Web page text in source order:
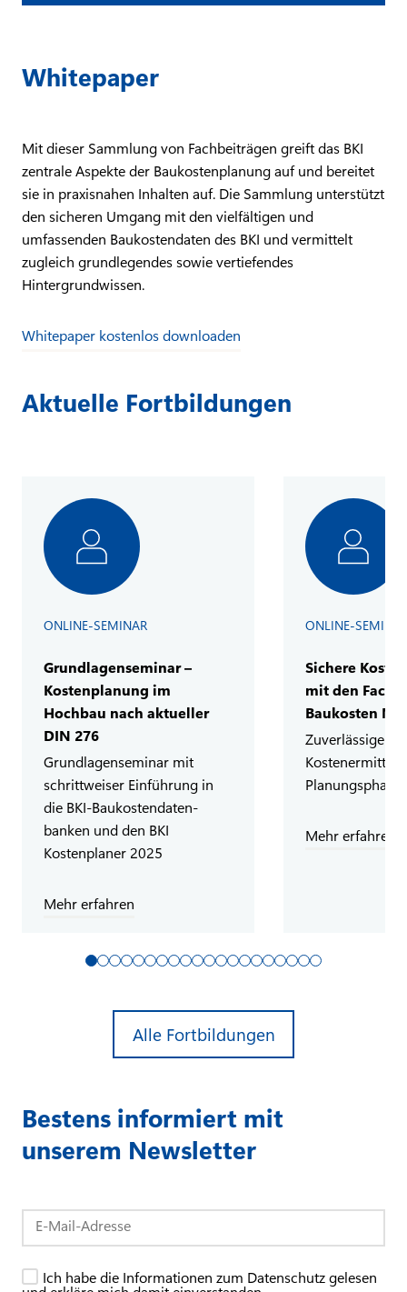
Whitepaper
Mit dieser Sammlung von Fachbeiträgen greift das BKI
zentrale Aspekte der Baukostenplanung auf und bereitet
sie in praxisnahen Inhalten auf. Die Sammlung unterstützt
den sicheren Umgang mit den vielfältigen und
umfassenden Baukostendaten des BKI und vermittelt
zugleich grundlegendes sowie vertiefendes
Hintergrundwissen.
Whitepaper kostenlos downloaden
Aktuelle Fortbildungen
ONLINE-SEMINAR
Grundlagenseminar –
Kostenplanung im
Hochbau nach aktueller
DIN 276
Grundlagenseminar mit
schrittweiser Einführung in
die BKI-Baukostendaten­
banken und den BKI
Kostenplaner 2025
Mehr erfahren
ONLINE-
Sichere
mit den
Baukosten
Zuverlässige
Mehr erfahren
Alle Fortbildungen
Bestens informiert mit
unserem Newsletter
Ich habe die Informationen zum Datenschutz gelesen